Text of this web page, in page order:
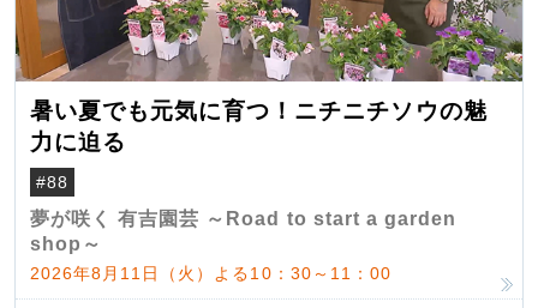
暑い夏でも元気に育つ！ニチニチソウの魅
力に迫る
#88
夢が咲く 有吉園芸 ～Road to start a garden
shop～
2026年8月11日（火）よる10：30～11：00